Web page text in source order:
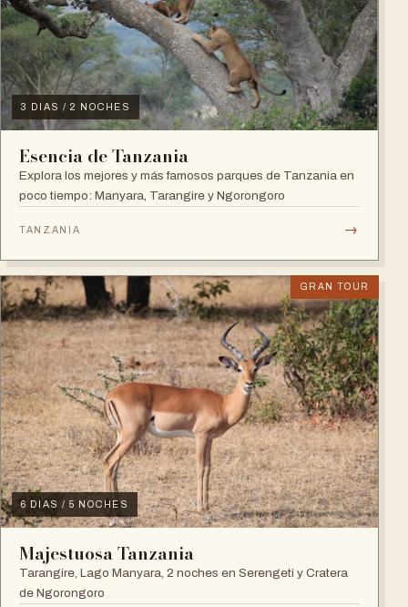
3 DIAS / 2 NOCHES
Esencia de Tanzania
Explora los mejores y más famosos parques de Tanzania en
poco tiempo: Manyara, Tarangire y Ngorongoro
TANZANIA →
GRAN TOUR
6 DIAS / 5 NOCHES
Majestuosa Tanzania
Tarangire, Lago Manyara, 2 noches en Serengeti y Cratera
de Ngorongoro